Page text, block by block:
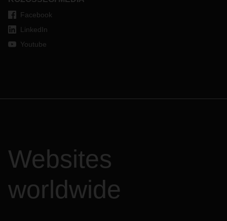
Facebook
LinkedIn
Youtube
Websites
worldwide